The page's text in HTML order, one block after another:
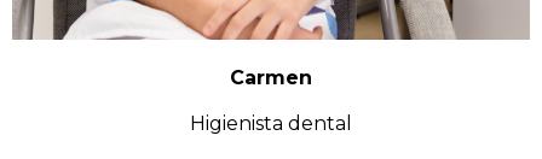
Carmen
Higienista dental